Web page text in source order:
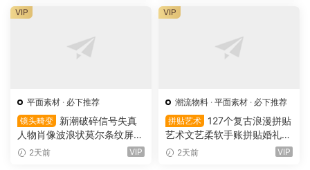
e – 3D Style SVG Font（161
59）
平面素材 · 必下推荐
镜头畸变
新潮破碎信号失真
人物肖像波浪状莫尔条纹屏幕
畸变专辑封面音乐海报传单P
2天前 VIP
VIP
潮流物料 · 平面素材 · 必下推荐
拼贴艺术
127个复古浪漫拼贴
艺术文艺柔软手账拼贴婚礼纸
张边框信封蕾丝蝴蝶结小物件
2天前 VIP
VIP